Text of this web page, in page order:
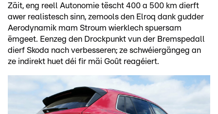
Zäit, eng reell Autonomie tëscht 400 a 500 km dierft
awer realistesch sinn, zemools den Elroq dank gudder
Aerodynamik mam Stroum wierklech spuersam
ëmgeet. Eenzeg den Drockpunkt vun der Bremspedall
dierf Skoda nach verbesseren; ze schwéiergängeg an
ze indirekt huet déi fir mäi Goût reagéiert.